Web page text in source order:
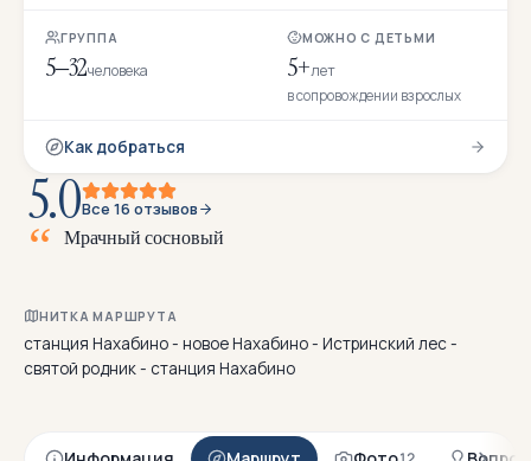
ГРУППА
5–32человека
МОЖНО С ДЕТЬМИ
5+лет
в сопровождении взрослых
Как добраться
5.0Все 16 отзывов
Мрачныйсосновый
НИТКА МАРШРУТА
станция Нахабино - новое Нахабино - Истринский лес -
святой родник - станция Нахабино